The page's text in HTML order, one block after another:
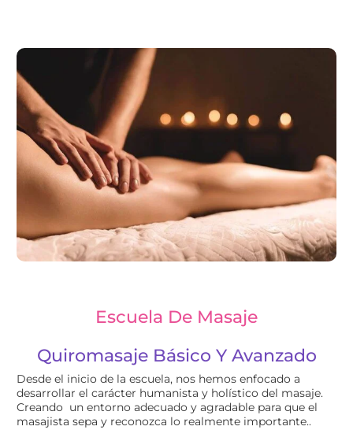
Escuela De Masaje
Quiromasaje Básico Y Avanzado
Desde el inicio de la escuela, nos hemos enfocado a
desarrollar el carácter humanista y holístico del masaje.
Creando un entorno adecuado y agradable para que el
masajista sepa y reconozca lo realmente importante..